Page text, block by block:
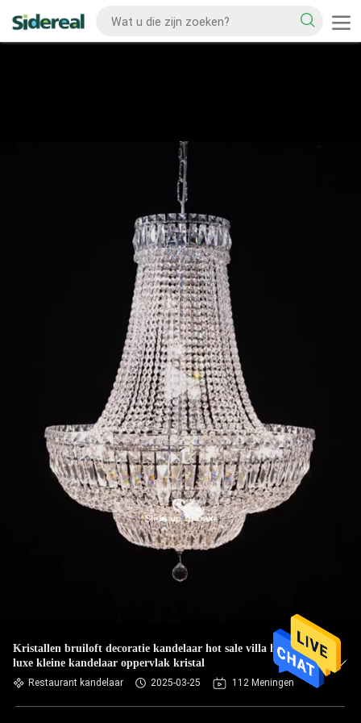
Kristallen bruiloft decoratie kandelaar hot sale villa hotel
luxe kleine kandelaar oppervlak kristal
Restaurant kandelaar 2025-03-25 112 Meningen